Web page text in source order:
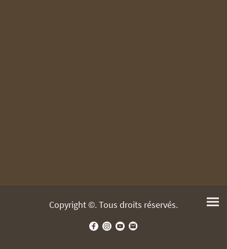
Copyright ©. Tous droits réservés.